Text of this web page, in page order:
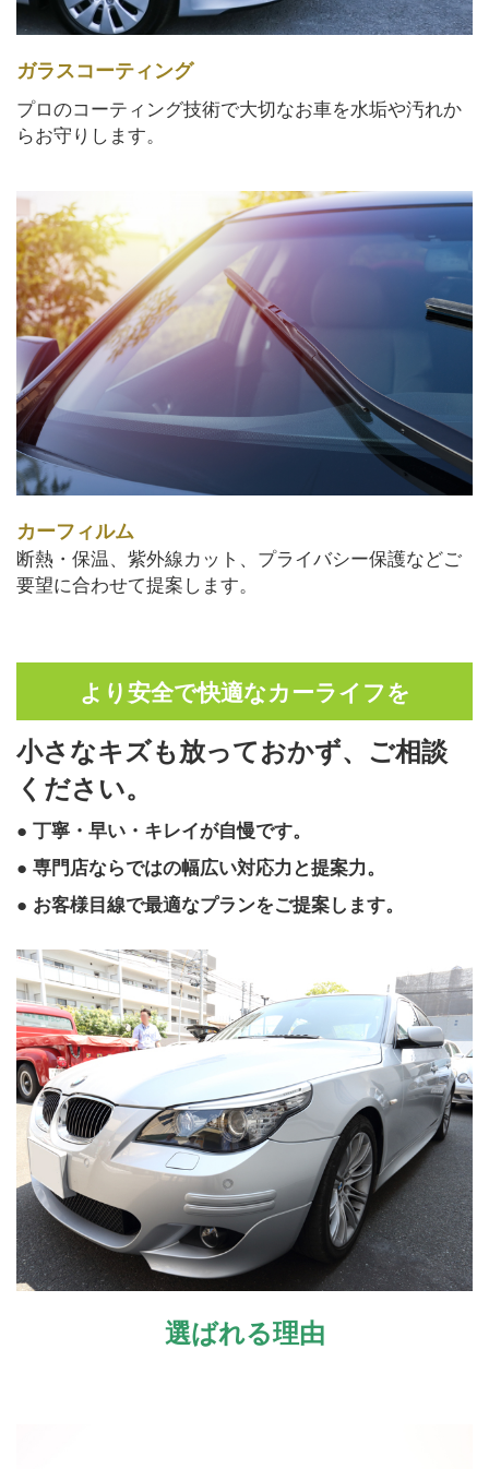
ガラスコーティング
プロのコーティング技術で大切なお車を水垢や汚れか
らお守りします。
カーフィルム
断熱・保温、紫外線カット、プライバシー保護などご
要望に合わせて提案します。
より安全で快適なカーライフを
小さなキズも放っておかず、ご相談
ください。
● 丁寧・早い・キレイが自慢です。
● 専門店ならではの幅広い対応力と提案力。
● お客様目線で最適なプランをご提案します。
選ばれる理由